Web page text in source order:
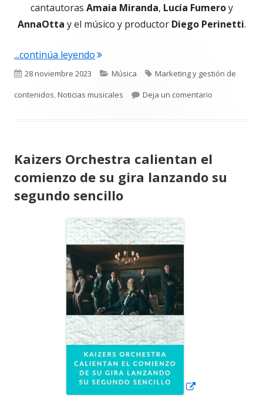
cantautoras Amaia Miranda, Lucía Fumeroy
AnnaOtta y el músico y productor Diego Perinetti.
...continúa leyendo"Nuevos Territorios por Cristina
Publicado
el
28 noviembre 2023 Categorías
Música Etiquetas
Marketing y gestión de
contenidos,Noticias musicales Deja un comentario
Kaizers Orchestra calientan el
comienzo de su gira lanzando su
segundo sencillo